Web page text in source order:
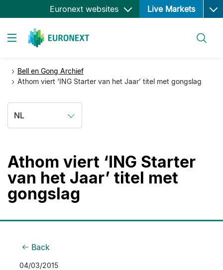
Overslaan
en
Euronext websites Live Markets Open
Bell en Gong Archief
Athom viert ‘ING Starter van het Jaar’ titel met gongslag
NL
Athom viert ‘ING Starter
van het Jaar’ titel met
gongslag
Back
04/03/2015